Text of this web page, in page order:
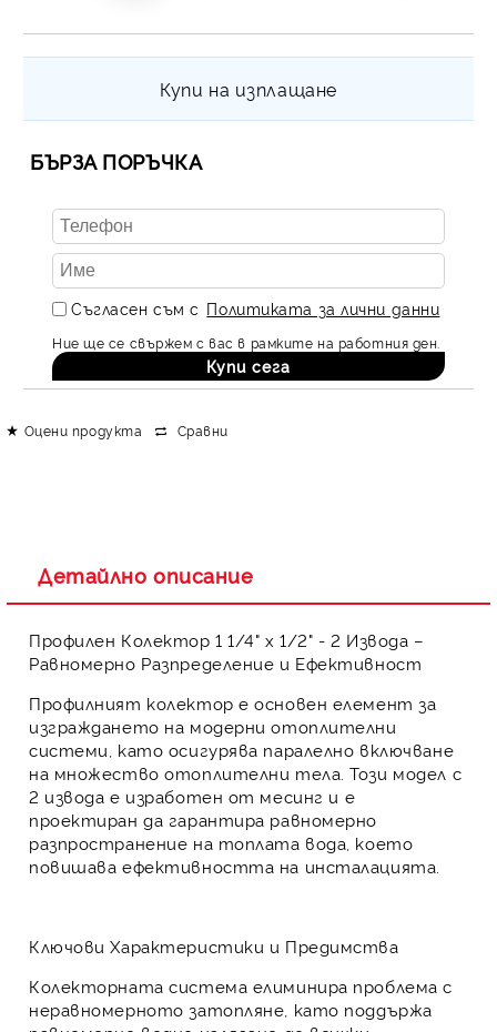
Купи на изплащане
БЪРЗА ПОРЪЧКА
Съгласен съм с Политиката за лични данни
Ние ще се свържем с вас в рамките на работния ден.
Оцени продукта Сравни
Детайлно описание
Профилен Колектор 1 1/4" х 1/2" - 2 Извода –
Равномерно Разпределение и Ефективност
Профилният колектор е основен елемент за
изграждането на модерниотоплителни
системи , като осигурява паралелно включване
на множество отоплителни тела. Този модел с
2 извода е изработен от месинг и е
проектиран да гарантира равномерно
разпространение на топлата вода , което
повишава ефективността на инсталацията.
Ключови Характеристики и Предимства
Колекторната система елиминира проблема с
неравномерното затопляне, като поддържа